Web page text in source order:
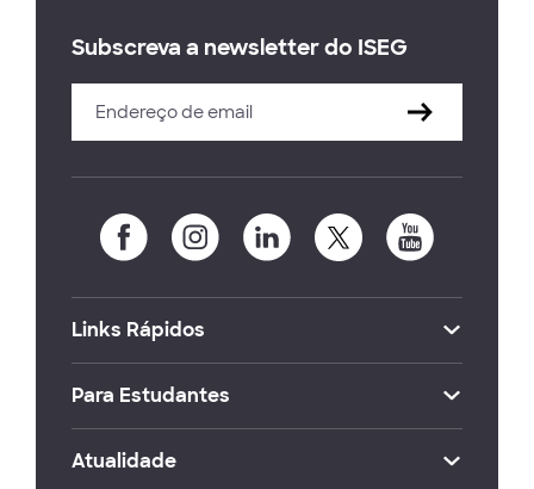
Subscreva a newsletter do ISEG
Links Rápidos
Para Estudantes
Atualidade